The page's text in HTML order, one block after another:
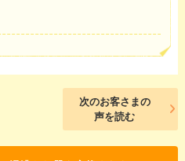
次のお客さまの
声を読む